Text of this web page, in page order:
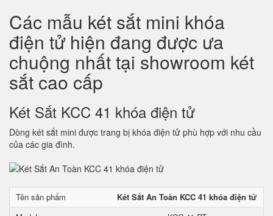
Các mẫu két sắt mini khóa
điện tử hiện đang được ưa
chuộng nhất tại showroom két
sắt cao cấp
Két Sắt KCC 41 khóa điện tử
Dòng két sắt mini được trang bị khóa điện tử phù hợp với nhu cầu
của các gia đình.
Tên sản phẩm
Két Sắt An Toàn KCC 41 khóa điện tử